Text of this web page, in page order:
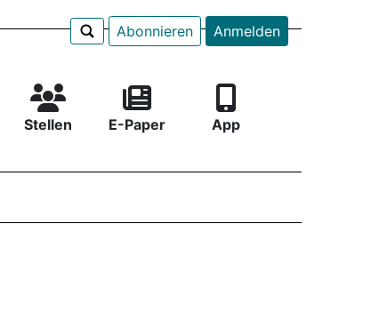
Abonnieren Anmelden
Stellen E-Paper App